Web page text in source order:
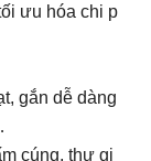
ưu hóa chi p
gắn dễ dàng
cúng, thư gi